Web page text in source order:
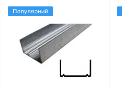
Популярний